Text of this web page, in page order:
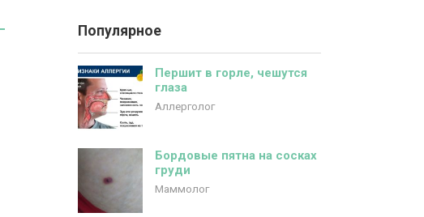
Популярное
Першит в горле, чешутся
глаза
Аллерголог
Бордовые пятна на сосках
груди
Маммолог